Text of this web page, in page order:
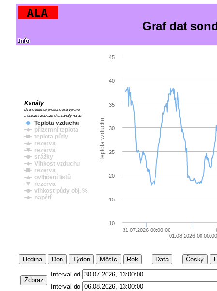
Graf dat
Teplota vzduchu
Teplota vzduchu
přízemní teplota
teplota půdy
rezerva
rezerva
srážky
Vlhkost vzduchu
rezerva
ovlhčení listů
rezerva
vlhkost půdy obj. %
napětí
Kanály
Druhé kliknutí přesune osu vpravo
a umožní zobrazit dva kanály naráz
31.07.2026 00:00:00
01.08.2026 00:00:00
10
15
20
25
30
35
40
45
Hodina Den Týden Měsíc Rok Data Česky
Zobraz
Interval od
Interval do